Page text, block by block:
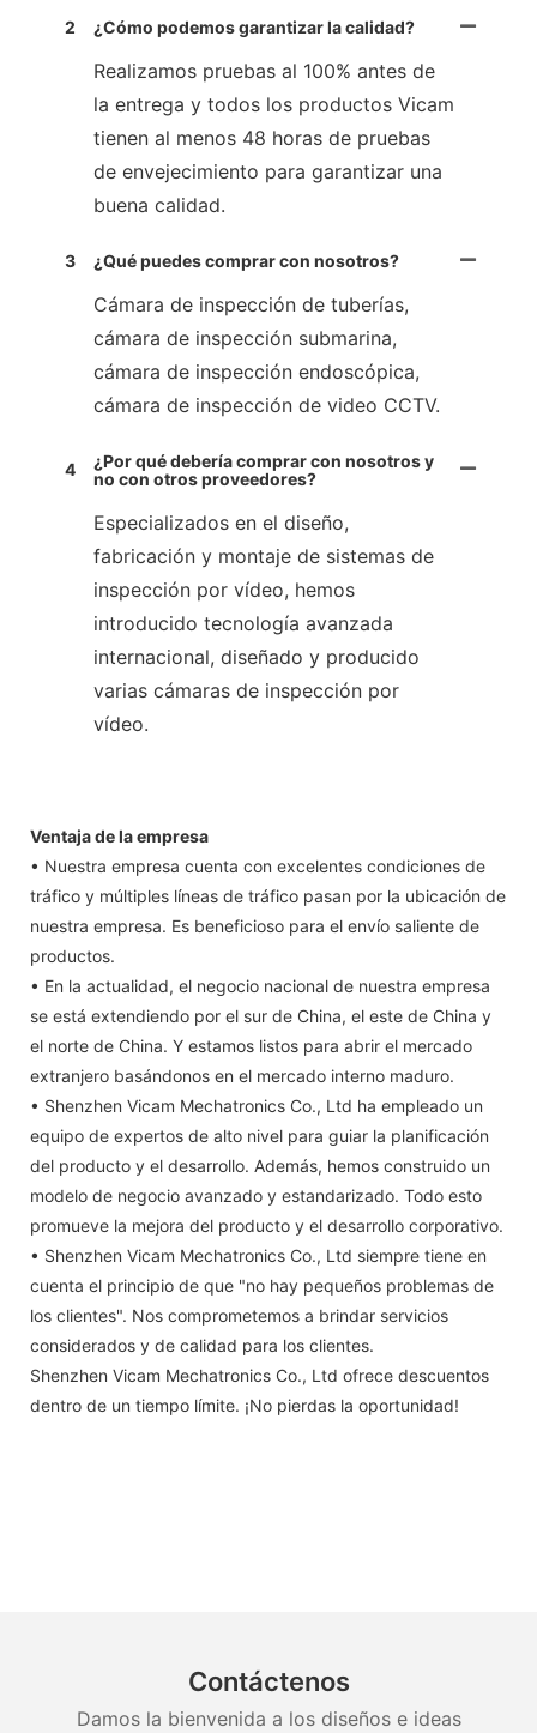
2 ¿Cómo podemos garantizar la calidad?
Realizamos pruebas al 100% antes de
la entrega y todos los productos Vicam
tienen al menos 48 horas de pruebas
de envejecimiento para garantizar una
buena calidad.
3 ¿Qué puedes comprar con nosotros?
Cámara de inspección de tuberías,
cámara de inspección submarina,
cámara de inspección endoscópica,
cámara de inspección de video CCTV.
4
¿Por qué debería comprar con nosotros y
no con otros proveedores?
Especializados en el diseño,
fabricación y montaje de sistemas de
inspección por vídeo, hemos
introducido tecnología avanzada
internacional, diseñado y producido
varias cámaras de inspección por
vídeo.
Ventaja de la empresa
• Nuestra empresa cuenta con excelentes condiciones de
tráfico y múltiples líneas de tráfico pasan por la ubicación de
nuestra empresa. Es beneficioso para el envío saliente de
productos.
• En la actualidad, el negocio nacional de nuestra empresa
se está extendiendo por el sur de China, el este de China y
el norte de China. Y estamos listos para abrir el mercado
extranjero basándonos en el mercado interno maduro.
• Shenzhen Vicam Mechatronics Co., Ltd ha empleado un
equipo de expertos de alto nivel para guiar la planificación
del producto y el desarrollo. Además, hemos construido un
modelo de negocio avanzado y estandarizado. Todo esto
promueve la mejora del producto y el desarrollo corporativo.
• Shenzhen Vicam Mechatronics Co., Ltd siempre tiene en
cuenta el principio de que "no hay pequeños problemas de
los clientes". Nos comprometemos a brindar servicios
considerados y de calidad para los clientes.
Shenzhen Vicam Mechatronics Co., Ltd ofrece descuentos
dentro de un tiempo límite. ¡No pierdas la oportunidad!
Contáctenos
Damos la bienvenida a los diseños e ideas